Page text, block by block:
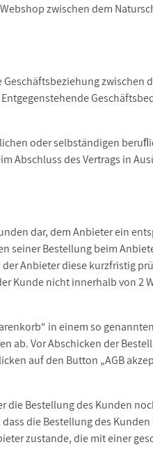
zwischen dem
oder selbständigen
Abschluss des Vertrags in
dar, dem Anbieter ein
seiner Bestellung beim
Anbieter diese kurzfristig
Kunde nicht innerhalb von 2
in einem so
ab. Vor Abschicken der
auf den Button „AGB
die Bestellung des Kunden
die Bestellung des
zustande, die mit einer